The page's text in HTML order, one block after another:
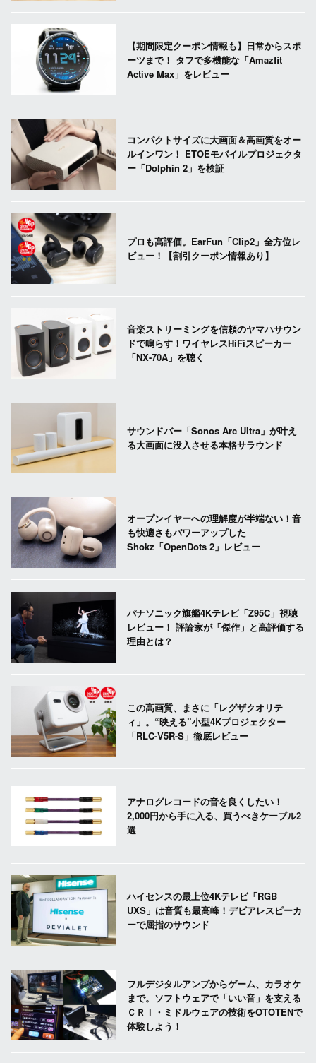
【期間限定クーポン情報も】日常からスポ
ーツまで！ タフで多機能な「Amazfit
Active Max」をレビュー
コンパクトサイズに大画面＆高画質をオー
ルインワン！ ETOEモバイルプロジェクタ
ー「Dolphin 2」を検証
プロも高評価。EarFun「Clip2」全方位レ
ビュー！【割引クーポン情報あり】
音楽ストリーミングを信頼のヤマハサウン
ドで鳴らす！ワイヤレスHiFiスピーカー
「NX-70A」を聴く
サウンドバー「Sonos Arc Ultra」が叶え
る大画面に没入させる本格サラウンド
オープンイヤーへの理解度が半端ない！音
も快適さもパワーアップした
Shokz「OpenDots 2」レビュー
パナソニック旗艦4Kテレビ「Z95C」視聴
レビュー！ 評論家が「傑作」と高評価する
理由とは？
この高画質、まさに「レグザクオリテ
ィ」。“映える”小型4Kプロジェクター
「RLC-V5R-S」徹底レビュー
アナログレコードの音を良くしたい！
2,000円から手に入る、買うべきケーブル2
選
ハイセンスの最上位4Kテレビ「RGB
UXS」は音質も最高峰！デビアレスピーカ
ーで屈指のサウンド
フルデジタルアンプからゲーム、カラオケ
まで。ソフトウェアで「いい音」を支える
ＣＲＩ・ミドルウェアの技術をOTOTENで
体験しよう！